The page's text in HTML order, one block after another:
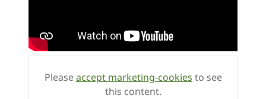
Pleaseaccept marketing-cookies to see
this content.